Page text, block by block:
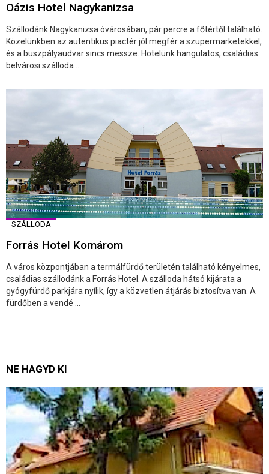
Oázis Hotel Nagykanizsa
Szállodánk Nagykanizsa óvárosában, pár percre a főtértől található.
Közelünkben az autentikus piactér jól megfér a szupermarketekkel,
és a buszpályaudvar sincs messze. Hotelünk hangulatos, családias
belvárosi szálloda ...
SZÁLLODA
Forrás Hotel Komárom
A város központjában a termálfürdő területén található kényelmes,
családias szállodánk a Forrás Hotel. A szálloda hátsó kijárata a
gyógyfürdő parkjára nyílik, így a közvetlen átjárás biztosítva van. A
fürdőben a vendé ...
NE HAGYD KI